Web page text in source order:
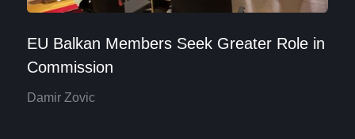
EU Balkan Members Seek Greater Role in
Commission
Damir Zovic